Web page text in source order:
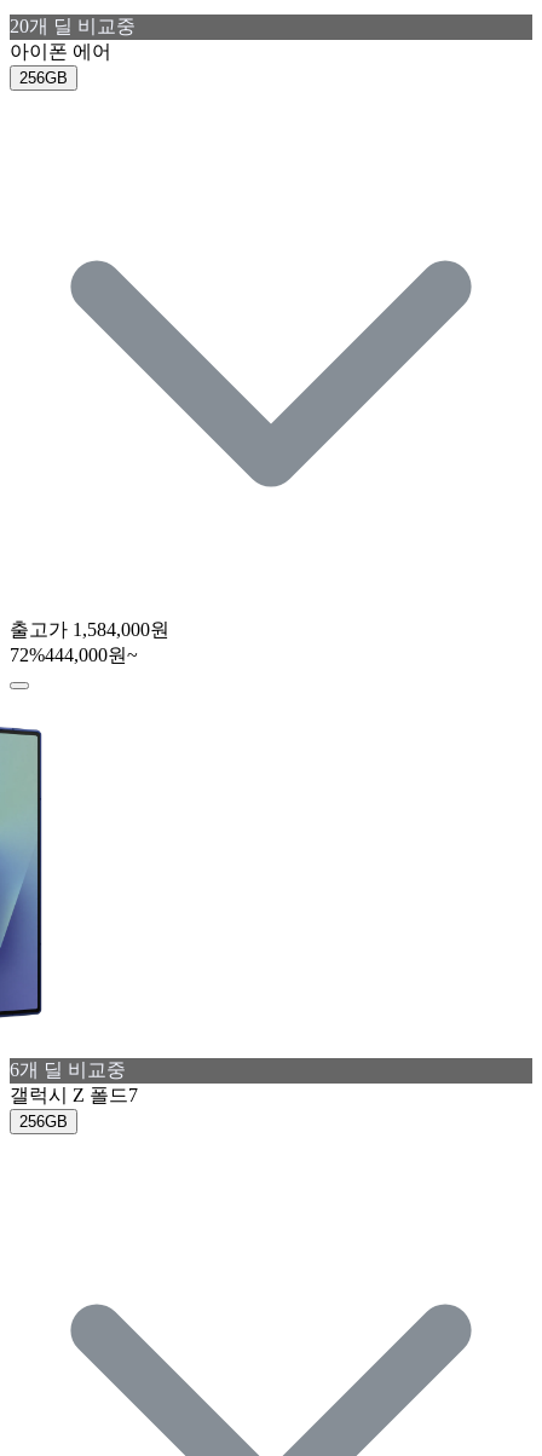
20개 딜 비교중
아이폰 에어
256GB
출고가 1,584,000원
72%444,000원~
6개 딜 비교중
갤럭시 Z 폴드7
256GB